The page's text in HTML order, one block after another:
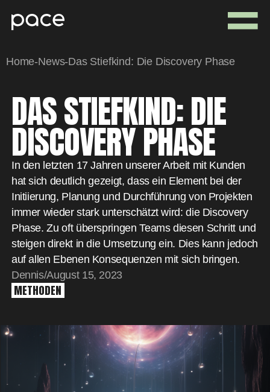
Home-News-Das Stiefkind: Die Discovery Phase
DAS STIEFKIND: DIE
DISCOVERY PHASE
In den letzten 17 Jahren unserer Arbeit mit Kunden
hat sich deutlich gezeigt, dass ein Element bei der
Initiierung, Planung und Durchführung von Projekten
immer wieder stark unterschätzt wird: die Discovery
Phase. Zu oft überspringen Teams diesen Schritt und
steigen direkt in die Umsetzung ein. Dies kann jedoch
auf allen Ebenen Konsequenzen mit sich bringen.
Dennis/August 15, 2023
METHODEN